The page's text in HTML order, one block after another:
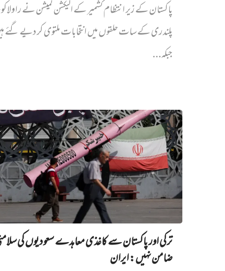
پاکستان کے زیر انتظام کشمیر کے الیکشن کمیشن نے
پلندری کے سات حلقوں میں انتخابات ملتوی کر دیے گئے
جبکہ...
ترکی اور پاکستان سے کاغذی معاہدے سعودیوں کی
ضامن نہیں‌: ایران